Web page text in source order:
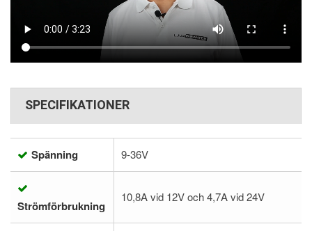
SPECIFIKATIONER
Spänning 9-36V
Strömförbrukning
10,8A vid 12V och 4,7A vid 24V